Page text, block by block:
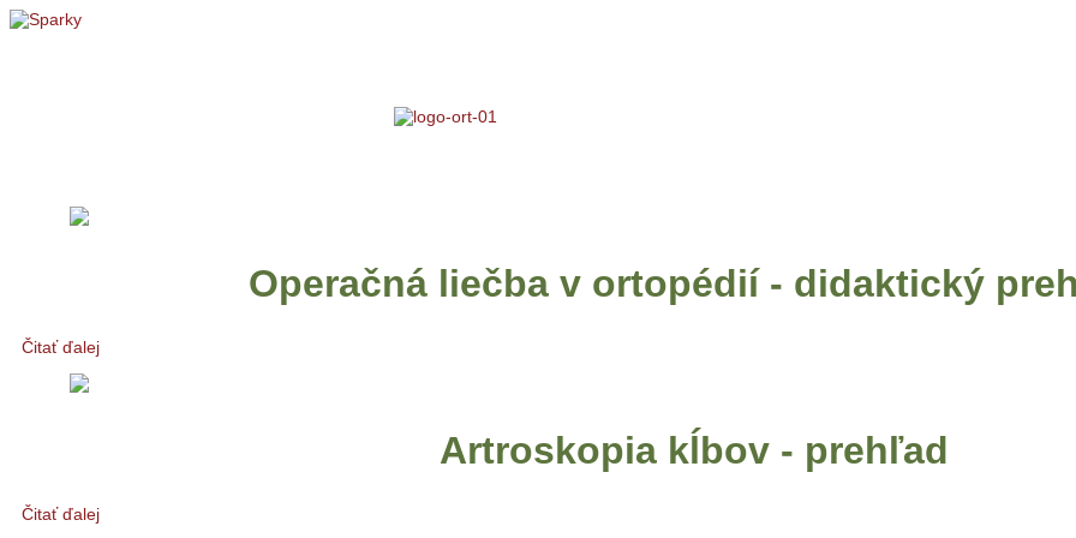
Operačná liečba v ortopédií - didaktický
Čitať ďalej
Artroskopia kĺbov - prehľad
Čitať ďalej